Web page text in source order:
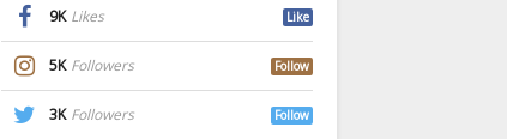
9K Likes Like
5K Followers Follow
3K Followers Follow